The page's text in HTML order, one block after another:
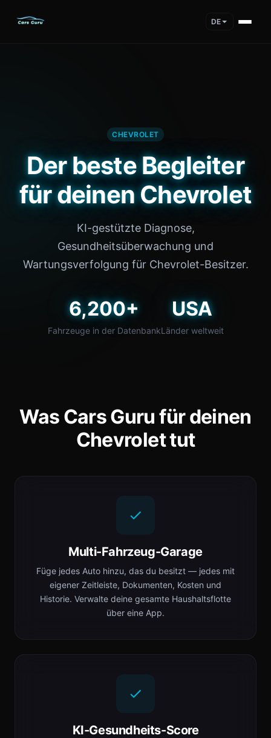
DE
CHEVROLET
Der beste Begleiter
für deinen Chevrolet
KI-gestützte Diagnose,
Gesundheitsüberwachung und
Wartungsverfolgung für Chevrolet-Besitzer.
6,200+
Fahrzeuge in der Datenbank
USA
Länder weltweit
Was Cars Guru für deinen
Chevrolet tut
Multi-Fahrzeug-Garage
Füge jedes Auto hinzu, das du besitzt — jedes mit
eigener Zeitleiste, Dokumenten, Kosten und
Historie. Verwalte deine gesamte Haushaltsflotte
über eine App.
KI-Gesundheits-Score